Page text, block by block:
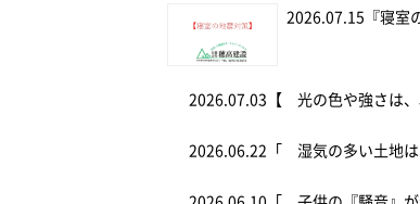
2026.07.15 『寝室
2026.07.03 【 光の色や強さは
2026.06.22 「 湿気の多い土地